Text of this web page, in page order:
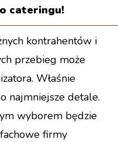
cateringu!
kontrahentów i
przebieg może
Właśnie
najmniejsze detale.
wyborem będzie
firmy